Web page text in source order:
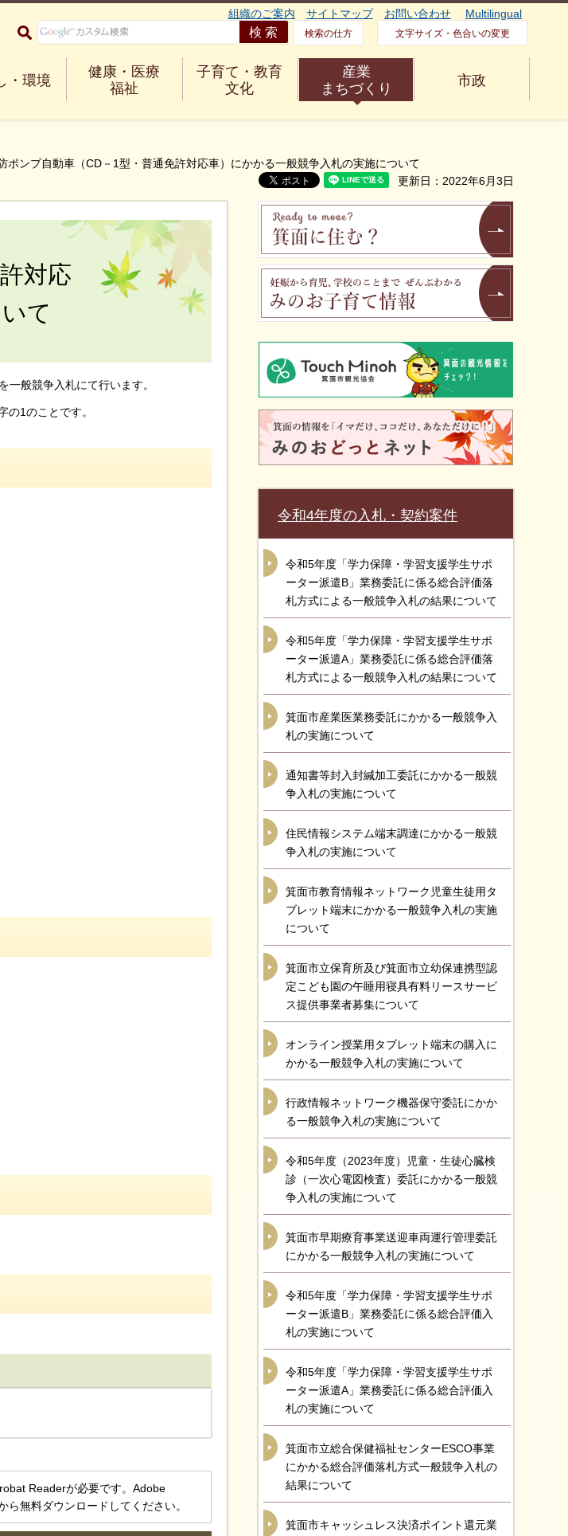
組織のご案内 サイトマップ お問い合わせ Multilingual
検索の仕方 文字サイズ・色合いの変更
・環境
健康・医療
福祉
子育て・教育
文化
産業
まちづくり
市政
ポンプ自動車（CD－1型・普通免許対応車）にかかる一般競争入札の実施について
更新日：2022年6月3日
対応
て
般競争入札にて行います。
1のことです。
Readerが必要です。Adobe
無料ダウンロードしてください。
令和4年度の入札・契約案件
令和5年度「学力保障・学習支援学生サポ
ーター派遣B」業務委託に係る総合評価落
札方式による一般競争入札の結果について
令和5年度「学力保障・学習支援学生サポ
ーター派遣A」業務委託に係る総合評価落
札方式による一般競争入札の結果について
箕面市産業医業務委託にかかる一般競争入
札の実施について
通知書等封入封緘加工委託にかかる一般競
争入札の実施について
住民情報システム端末調達にかかる一般競
争入札の実施について
箕面市教育情報ネットワーク児童生徒用タ
ブレット端末にかかる一般競争入札の実施
について
箕面市立保育所及び箕面市立幼保連携型認
定こども園の午睡用寝具有料リースサービ
ス提供事業者募集について
オンライン授業用タブレット端末の購入に
かかる一般競争入札の実施について
行政情報ネットワーク機器保守委託にかか
る一般競争入札の実施について
令和5年度（2023年度）児童・生徒心臓検
診（一次心電図検査）委託にかかる一般競
争入札の実施について
箕面市早期療育事業送迎車両運行管理委託
にかかる一般競争入札の実施について
令和5年度「学力保障・学習支援学生サポ
ーター派遣B」業務委託に係る総合評価入
札の実施について
令和5年度「学力保障・学習支援学生サポ
ーター派遣A」業務委託に係る総合評価入
札の実施について
箕面市立総合保健福祉センターESCO事業
にかかる総合評価落札方式一般競争入札の
結果について
箕面市キャッシュレス決済ポイント還元業